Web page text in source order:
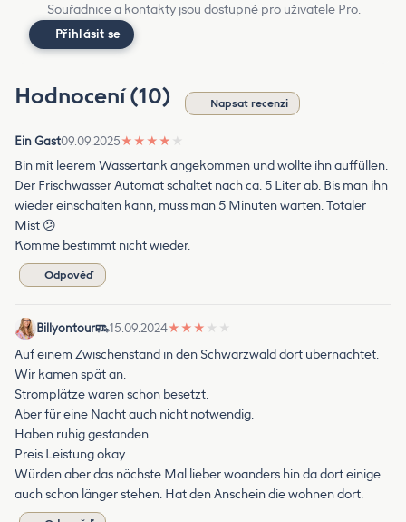
Souřadnice a kontakty jsou dostupné pro uživatele Pro.
Přihlásit se
Hodnocení (10) Napsat recenzi
Ein Gast09.09.2025★ ★ ★ ★ ★
Bin mit leerem Wassertank angekommen und wollte ihn auffüllen.
Der Frischwasser Automat schaltet nach ca. 5 Liter ab. Bis man ihn
wieder einschalten kann, muss man 5 Minuten warten. Totaler
Mist 😕
Komme bestimmt nicht wieder.
Odpověď
Billyontour 15.09.2024★ ★ ★ ★ ★
Auf einem Zwischenstand in den Schwarzwald dort übernachtet.
Wir kamen spät an.
Stromplätze waren schon besetzt.
Aber für eine Nacht auch nicht notwendig.
Haben ruhig gestanden.
Preis Leistung okay.
Würden aber das nächste Mal lieber woanders hin da dort einige
auch schon länger stehen. Hat den Anschein die wohnen dort.